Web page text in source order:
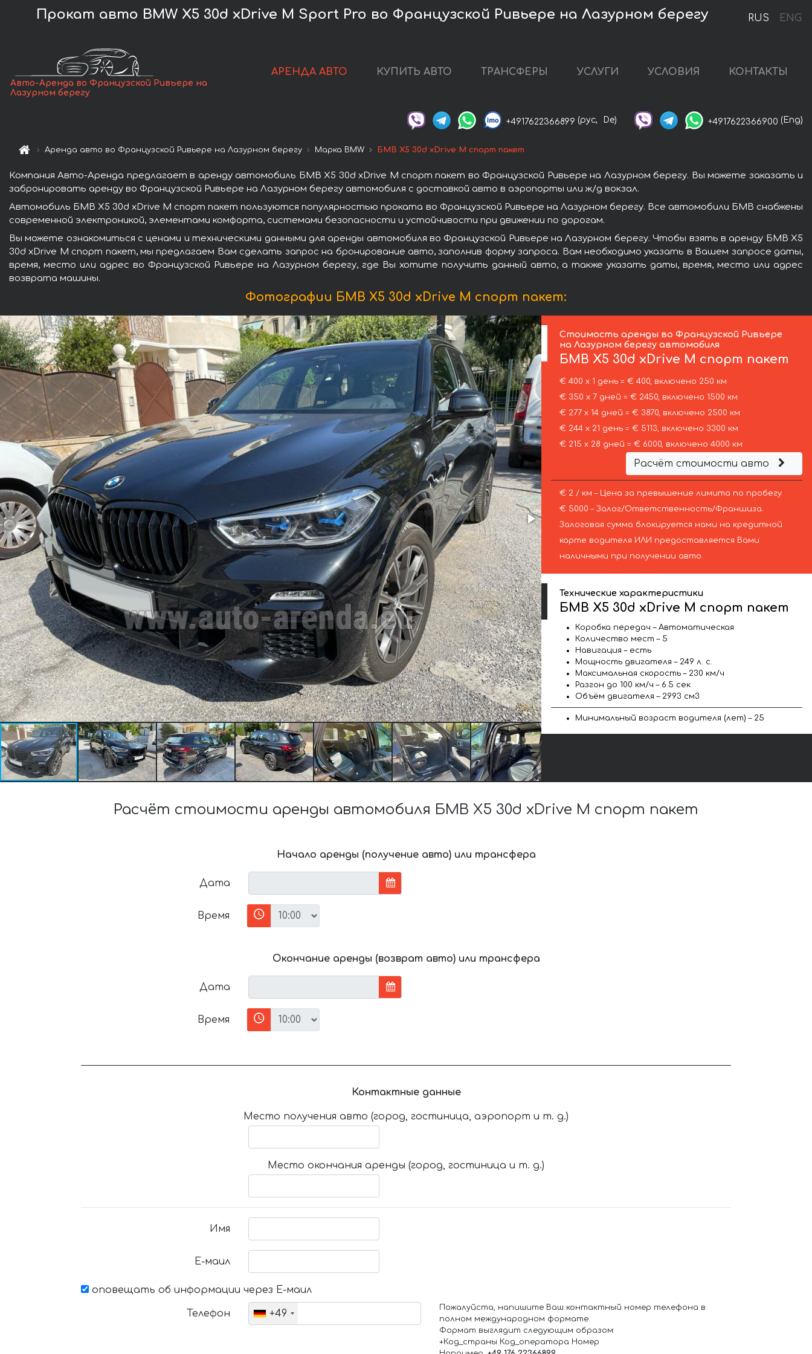
RUS ENG
Прокат авто BMW X5 30d xDrive M Sport Pro во Французской Ривьере на Лазурном берегу
Авто-Аренда во Французской Ривьере на
Лазурном берегу
АРЕНДА АВТО КУПИТЬ АВТО ТРАНСФЕРЫ УСЛУГИ УСЛОВИЯ КОНТАКТЫ
+4917622366899 (рус, De) +4917622366900 (Eng)
Аренда авто во Французской Ривьере на Лазурном берегу Марка BMW БМВ X5 30d xDrive M спорт пакет
Компания Авто-Аренда предлагает в аренду автомобиль БМВ X5 30d xDrive M спорт пакет во Французской Ривьере на Лазурном берегу. Вы можете заказать и
забронировать аренду во Французской Ривьере на Лазурном берегу автомобиля с доставкой авто в аэропорты или ж/д вокзал.
Автомобиль БМВ X5 30d xDrive M спорт пакет пользуются популярностью проката во Французской Ривьере на Лазурном берегу. Все автомобили БМВ снабжены
современной электроникой, элементами комфорта, системами безопасности и устойчивости при движении по дорогам.
Вы можете ознакомиться с ценами и техническими данными для аренды автомобиля во Французской Ривьере на Лазурном берегу. Чтобы взять в аренду БМВ X5
30d xDrive M спорт пакет, мы предлагаем Вам сделать запрос на бронирование авто, заполнив форму запроса. Вам необходимо указать в Вашем запросе даты,
время, место или адрес во Французской Ривьере на Лазурном берегу, где Вы хотите получить данный авто, а также указать даты, время, место или адрес
возврата машины.
Фотографии БМВ X5 30d xDrive M спорт пакет:
Стоимость аренды во Французской Ривьере
на Лазурном берегу автомобиля
БМВ X5 30d xDrive M спорт пакет
€ 400 х 1 день = € 400, включено 250 км
€ 350 х 7 дней = € 2450, включено 1500 км
€ 277 х 14 дней = € 3870, включено 2500 км
€ 244 х 21 день = € 5113, включено 3300 км
€ 215 х 28 дней = € 6000, включено 4000 км
Расчёт стоимости авто
€ 2 / км – Цена за превышение лимита по пробегу
€ 5000 – Залог/Ответственность/Франшиза.
Залоговая сумма блокируется нами на кредитной
карте водителя ИЛИ предоставляется Вами
наличными при получении авто.
Технические характеристики
БМВ X5 30d xDrive M спорт пакет
Коробка передач – Автоматическая
Количество мест – 5
Навигация – есть
Мощность двигателя – 249 л. с.
Максимальная скорость – 230 км/ч
Разгон до 100 км/ч – 6.5 сек
Объём двигателя – 2993 см3
Минимальный возраст водителя (лет) – 25
Расчёт стоимости аренды автомобиля БМВ X5 30d xDrive M спорт пакет
Начало аренды (получение авто) или трансфера
Дата
Время
Окончание аренды (возврат авто) или трансфера
Дата
Время
Контактные данные
Место получения авто (город, гостиница, аэропорт и т. д.)
Место окончания аренды (город, гостиница и т. д.)
Имя
Е-маил
оповещать об информации через Е-маил
Телефон +49
Пожалуйста, напишите Ваш контактный номер телефона в
полном международном формате.
Формат выглядит следующим образом:
+Код_страны Код_оператора Номер